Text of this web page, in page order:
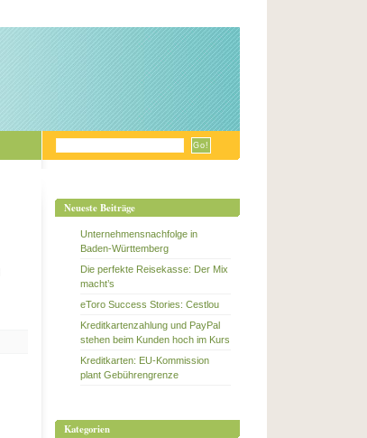
Neueste Beiträge
Unternehmensnachfolge in
Baden-Württemberg
Die perfekte Reisekasse: Der Mix
macht’s
eToro Success Stories: Cestlou
Kreditkartenzahlung und PayPal
stehen beim Kunden hoch im Kurs
Kreditkarten: EU-Kommission
plant Gebührengrenze
Kategorien